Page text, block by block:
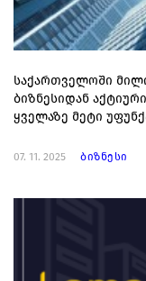
საქართველოში
ბიზნესიდან
ყველაზე მეტი
07. 11. 2025 ბიზნესი